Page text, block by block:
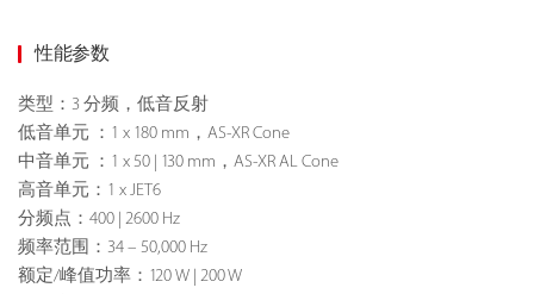
性能参数
类型：3 分频，低音反射
低音单元 ：1 x 180 mm，AS-XR Cone
中音单元 ：1 x 50 | 130 mm，AS-XR AL Cone
高音单元：1 x JET6
分频点：400 | 2600 Hz
频率范围：34 – 50,000 Hz
额定/峰值功率：120 W | 200 W